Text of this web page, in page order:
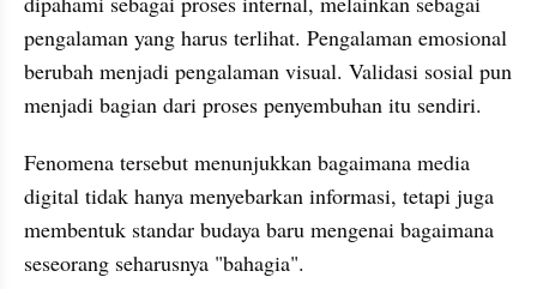
pengalaman yang harus terlihat. Pengalaman emosional
berubah menjadi pengalaman visual. Validasi sosial pun
menjadi bagian dari proses penyembuhan itu sendiri.
Fenomena tersebut menunjukkan bagaimana media
digital tidak hanya menyebarkan informasi, tetapi juga
membentuk standar budaya baru mengenai bagaimana
seseorang seharusnya "bahagia".